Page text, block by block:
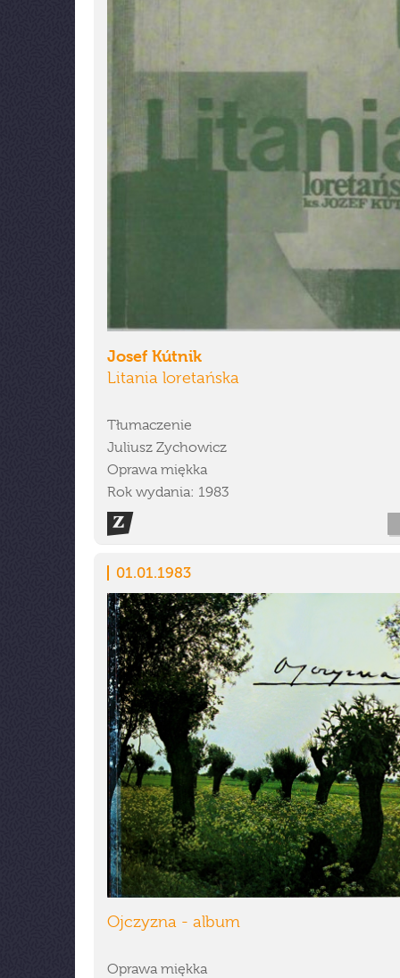
Josef Kútnik
Litania loretańska
Tłumaczenie
Juliusz Zychowicz
Oprawa miękka
Rok wydania: 1983
01.01.1983
Ojczyzna - album
Oprawa miękka